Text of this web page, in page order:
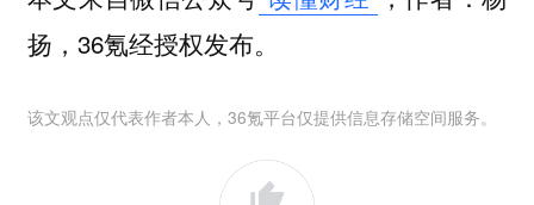
扬，36氪经授权发布。
该文观点仅代表作者本人，36氪平台仅提供信息存储空间服务。